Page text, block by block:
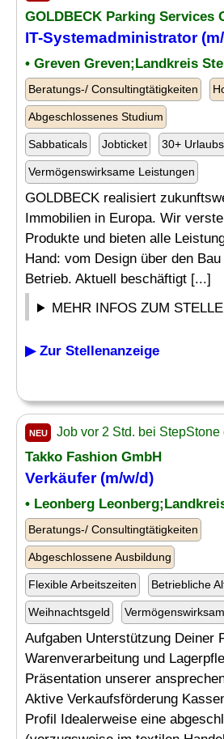
GOLDBECK Parking Services
IT-Systemadministrator
• Greven Greven;Landkreis
Beratungs-/ Consultingtätigkeiten
Abgeschlossenes Studium
Sabbaticals Jobticket 30+
Vermögenswirksame Leistungen
GOLDBECK realisiert
Immobilien in Europa. Wir
Produkte und bieten alle
Hand: vom Design über den
Betrieb. Aktuell beschäftigt [...]
MEHR INFOS ZUM
▶ Zur Stellenanzeige
NEU Job vor 2 Std. bei StepStone
Takko Fashion GmbH
Verkäufer (m/w/d)
• Leonberg
Beratungs-/ Consultingtätigkeiten
Abgeschlossene Ausbildung
Flexible Arbeitszeiten Betriebliche
Weihnachtsgeld
Aufgaben Unterstützung Deiner
Warenverarbeitung und
Präsentation unserer
Aktive Verkaufsförderung
Profil Idealerweise eine